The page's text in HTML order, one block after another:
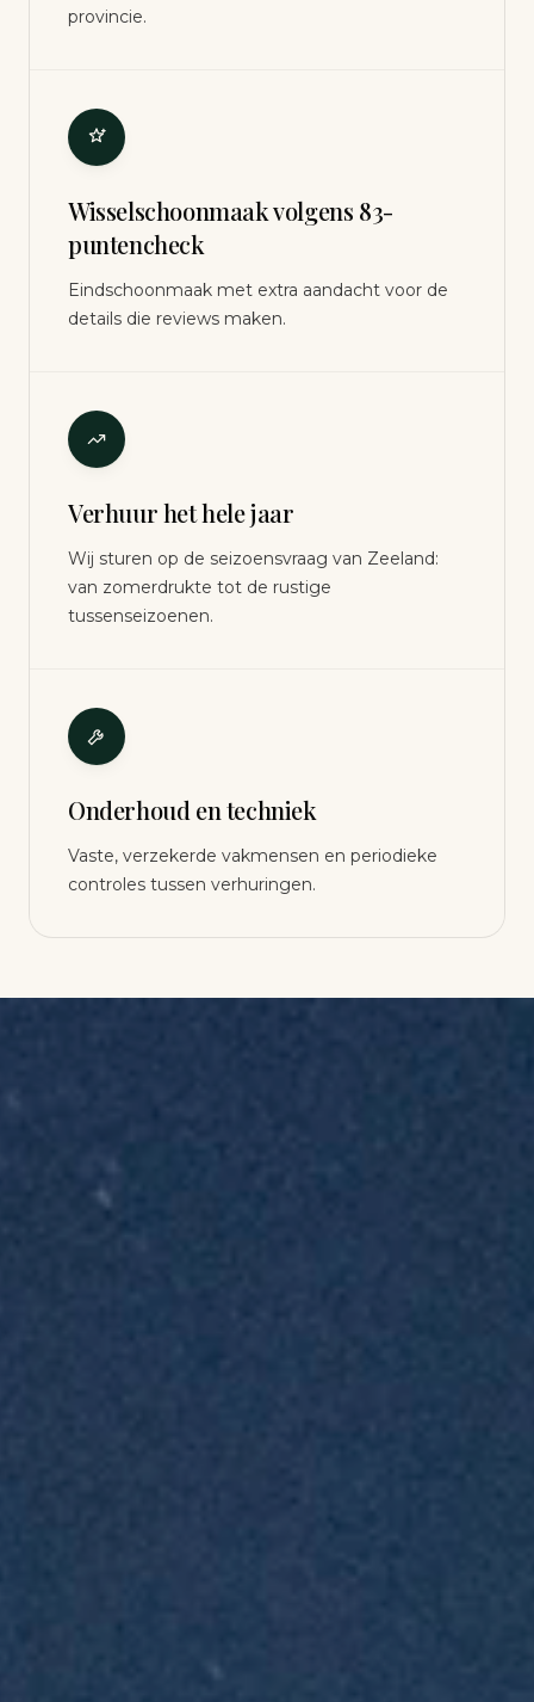
provincie.
Wisselschoonmaak volgens 83-
puntencheck
Eindschoonmaak met extra aandacht voor de
details die reviews maken.
Verhuur het hele jaar
Wij sturen op de seizoensvraag van Zeeland:
van zomerdrukte tot de rustige
tussenseizoenen.
Onderhoud en techniek
Vaste, verzekerde vakmensen en periodieke
controles tussen verhuringen.